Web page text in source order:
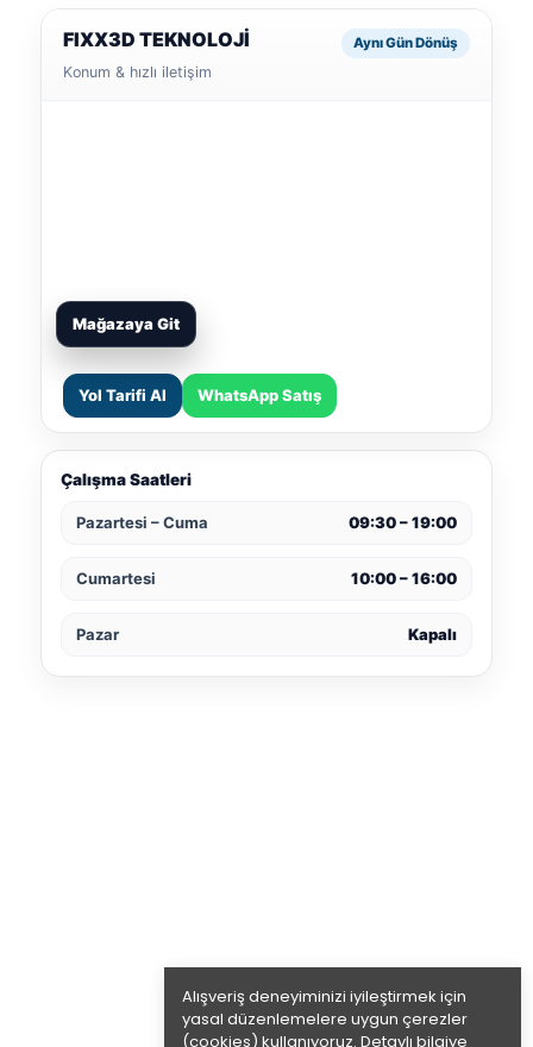
Alışveriş deneyiminizi iyileştirmek için
yasal düzenlemelere uygun çerezler
(cookies) kullanıyoruz. Detaylı bilgiye
FIXX3D TEKNOLOJİ
Konum & hızlı iletişim
Aynı Gün Dönüş
Mağazaya Git
Yol Tarifi Al WhatsApp Satış
Çalışma Saatleri
Pazartesi – Cuma 09:30 – 19:00
Cumartesi 10:00 – 16:00
Pazar Kapalı